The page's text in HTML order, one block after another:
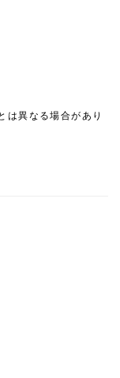
は異なる場合があり